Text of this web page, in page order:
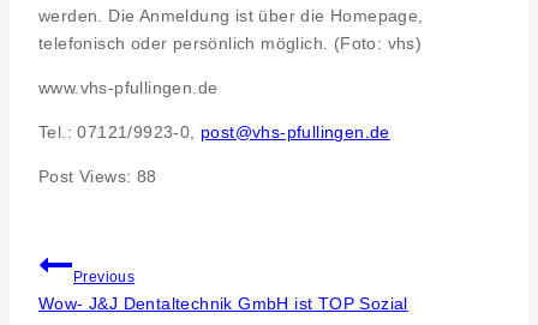
werden. Die Anmeldung ist über die Homepage,
telefonisch oder persönlich möglich. (Foto: vhs)
www.vhs-pfullingen.de
Tel.: 07121/9923-0, post@vhs-pfullingen.de
Post Views: 88
Beitragsnavigation
Previous
Wow- J&J Dentaltechnik GmbH ist TOP Sozial